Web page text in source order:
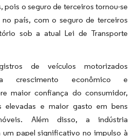
pois o seguro de terceiros tornou-se
no país, com o seguro de terceiros
sob a atual Lei de Transporte
de veículos motorizados
crescimento econômico e
maior confiança do consumidor,
elevadas e maior gasto em bens
Além disso, a indústria
um papel significativo no impulso à